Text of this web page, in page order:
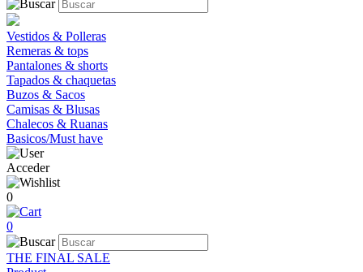
Vestidos & Polleras
Remeras & tops
Pantalones & shorts
Tapados & chaquetas
Buzos & Sacos
Camisas & Blusas
Chalecos & Ruanas
Basicos/Must have
Acceder
0
0
THE FINAL SALE